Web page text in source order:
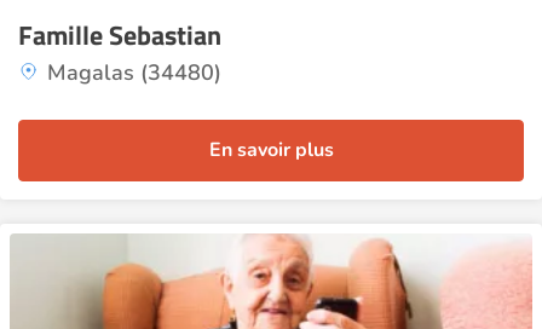
Famille Sebastian
Magalas (34480)
En savoir plus